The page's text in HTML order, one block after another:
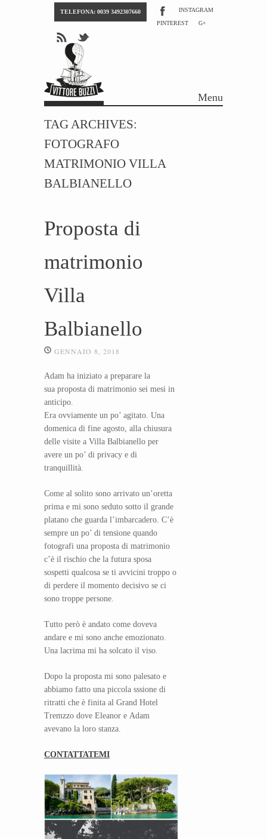
TELEFONA: 0039 3492307660
INSTAGRAM
PINTEREST
G+
Menu
TAG ARCHIVES:
FOTOGRAFO
MATRIMONIO VILLA
BALBIANELLO
Proposta di
matrimonio
Villa
Balbianello
GENNAIO 8, 2018
Adam ha iniziato a preparare la
sua proposta di matrimonio sei mesi in
anticipo.
Era ovviamente un po’ agitato. Una
domenica di fine agosto, alla chiusura
delle visite a Villa Balbianello per
avere un po’ di privacy e di
tranquillità.
Come al solito sono arrivato un’oretta
prima e mi sono seduto sotto il grande
platano che guarda l’imbarcadero. C’è
sempre un po’ di tensione quando
fotografi una proposta di matrimonio
c’è il rischio che la futura sposa
sospetti qualcosa se ti avvicini troppo o
di perdere il momento decisivo se ci
sono troppe persone.
Tutto però è andato come doveva
andare e mi sono anche emozionato.
Una lacrima mi ha solcato il viso.
Dopo la proposta mi sono palesato e
abbiamo fatto una piccola sssione di
ritratti che è finita al Grand Hotel
Tremzzo dove Eleanor e Adam
avevano la loro stanza.
CONTATTATEMI